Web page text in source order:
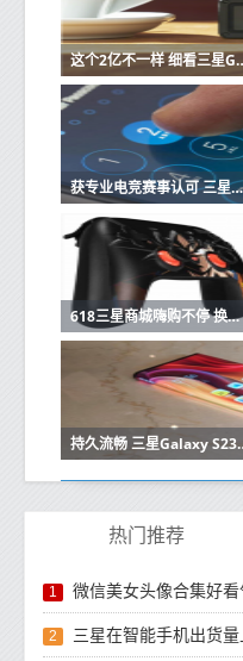
这个2亿不一样 细
获专业电竞赛事认可 三星Galaxy S23系列稳劲性能值得信赖
618三星商城嗨购不停 换机首选三星Galaxy A54 5G
持久流畅 三
热门推荐
1 微信美女头像合集好看
2 三星在智能手机出货